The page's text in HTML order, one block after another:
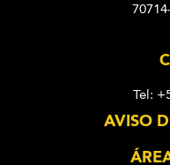
Tel:
AVISO